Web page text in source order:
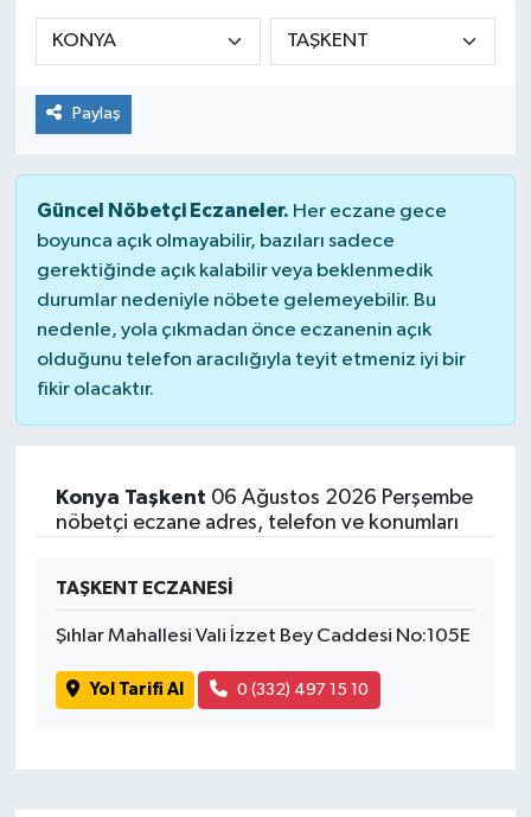
Paylaş
Güncel Nöbetçi Eczaneler. Her eczane gece
boyunca açık olmayabilir, bazıları sadece
gerektiğinde açık kalabilir veya beklenmedik
durumlar nedeniyle nöbete gelemeyebilir. Bu
nedenle, yola çıkmadan önce eczanenin açık
olduğunu telefon aracılığıyla teyit etmeniz iyi bir
fikir olacaktır.
Konya Taşkent 06 Ağustos 2026 Perşembe
nöbetçi eczane adres, telefon ve konumları
TAŞKENT ECZANESİ
Şıhlar Mahallesi Vali İzzet Bey Caddesi No:105E
Yol Tarifi Al 0 (332) 497 15 10
Siyaset
Spor